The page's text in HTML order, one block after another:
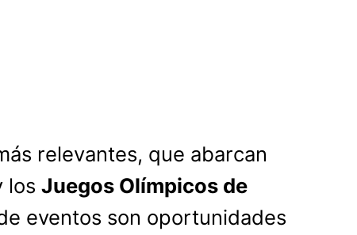
relevantes, que abarcan
los Juegos Olímpicos de
eventos son oportunidades